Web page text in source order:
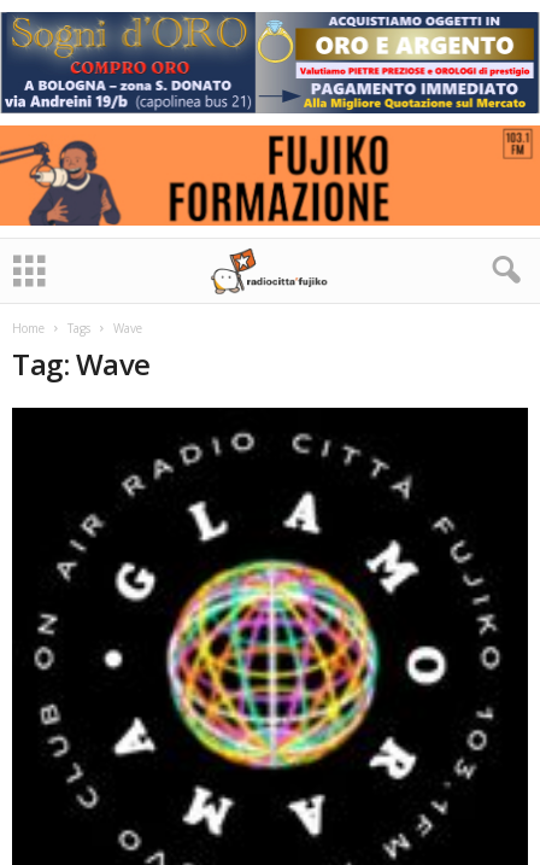
Home Tags Wave
Tag: Wave